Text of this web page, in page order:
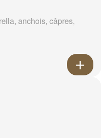
anchois, câpres,